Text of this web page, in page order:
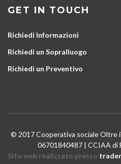
GET IN TOUCH
Richiedi Informazioni
Richiedi un Sopralluogo
Richiedi un Preventivo
© 2017 Cooperativa sociale Oltre
06701840487 | CCIAA di
Sito web realizzato presso